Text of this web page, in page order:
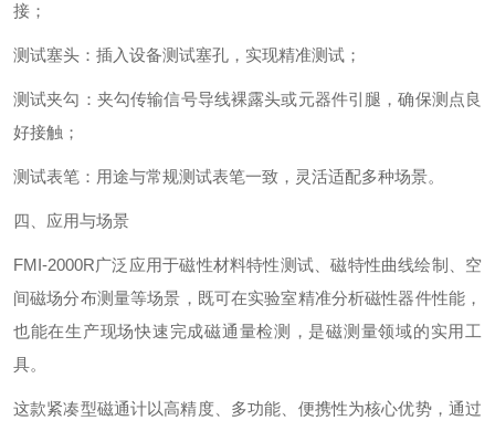
接；
测试塞头‌：插入设备测试塞孔，实现精准测试；
测试夹勾‌：夹勾传输信号导线裸露头或元器件引腿，确保测点良
好接触；
测试表笔‌：用途与常规测试表笔一致，灵活适配多种场景。
四、应用与场景
FMI-2000R广泛应用于‌磁性材料特性测试、磁特性曲线绘制、空
间磁场分布测量‌等场景，既可在实验室精准分析磁性器件性能，
也能在生产现场快速完成磁通量检测，是磁测量领域的实用工
具。
这款紧凑型磁通计以高精度、多功能、便携性为核心优势，通过